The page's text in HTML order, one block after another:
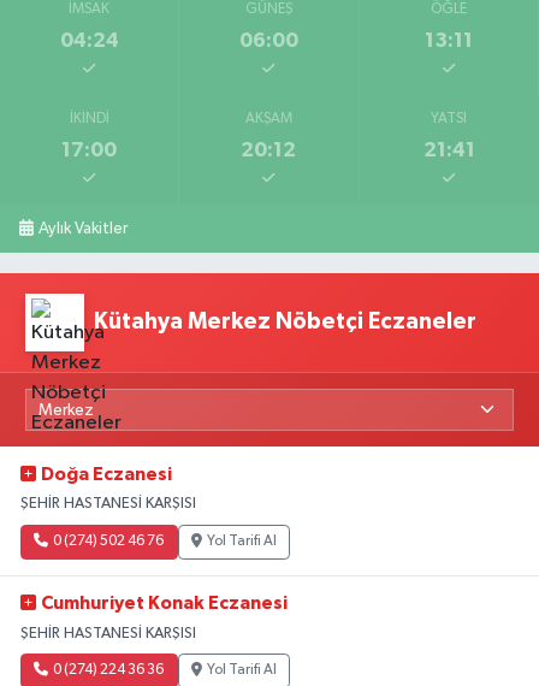
İMSAK
04:24
GÜNEŞ
06:00
ÖĞLE
13:11
İKINDI
17:00
AKŞAM
20:12
YATSI
21:41
Aylık Vakitler
Kütahya Merkez Nöbetçi Eczaneler
Doğa Eczanesi
ŞEHİR HASTANESİ KARŞISI
0 (274) 502 46 76 Yol Tarifi Al
Cumhuriyet Konak Eczanesi
ŞEHİR HASTANESİ KARŞISI
0 (274) 224 36 36 Yol Tarifi Al